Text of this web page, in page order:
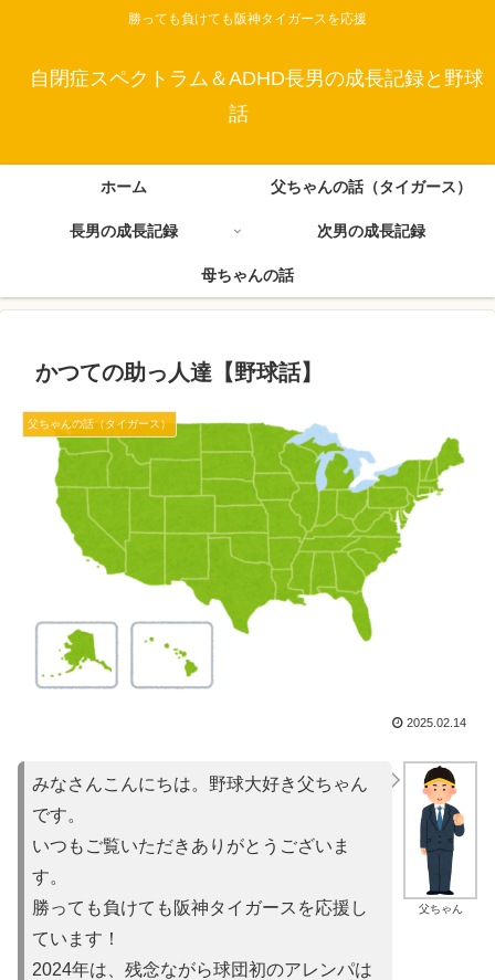
勝っても負けても阪神タイガースを応援
自閉症スペクトラム＆ADHD長男の成長記録と野球
話
ホーム 父ちゃんの話（タイガース）
長男の成長記録 次男の成長記録
母ちゃんの話
かつての助っ人達【野球話】
父ちゃんの話（タイガース）
2025.02.14
父ちゃん
みなさんこんにちは。野球大好き父ちゃん
です。
いつもご覧いただきありがとうございま
す。
勝っても負けても阪神タイガースを応援し
ています！
2024年は、残念ながら球団初のアレンパは